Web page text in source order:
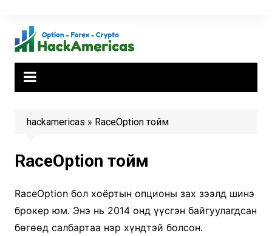
content
hackamericas » RaceOption тойм
RaceOption тойм
RaceOption бол хоёртын опционы зах зээлд шинэ
брокер юм. Энэ нь 2014 онд үүсгэн байгуулагдсан
бөгөөд салбартаа нэр хүндтэй болсон.